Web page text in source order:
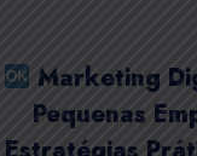
Marketing
Pequenas